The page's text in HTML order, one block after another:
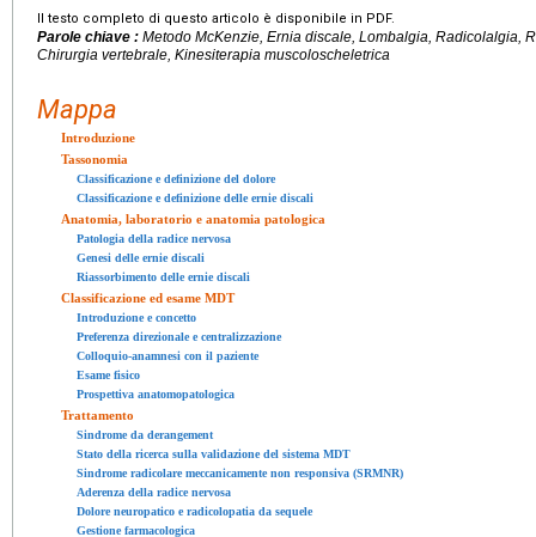
Il testo completo di questo articolo è disponibile in PDF.
Parole chiave : Metodo McKenzie, Ernia discale, Lombalgia, Radicolalgia,
Chirurgia vertebrale, Kinesiterapia muscoloscheletrica
Mappa
Introduzione
Tassonomia
Classificazione e definizione del dolore
Classificazione e definizione delle ernie discali
Anatomia, laboratorio e anatomia patologica
Patologia della radice nervosa
Genesi delle ernie discali
Riassorbimento delle ernie discali
Classificazione ed esame MDT
Introduzione e concetto
Preferenza direzionale e centralizzazione
Colloquio-anamnesi con il paziente
Esame fisico
Prospettiva anatomopatologica
Trattamento
Sindrome da derangement
Stato della ricerca sulla validazione del sistema MDT
Sindrome radicolare meccanicamente non responsiva (SRMNR)
Aderenza della radice nervosa
Dolore neuropatico e radicolopatia da sequele
Gestione farmacologica